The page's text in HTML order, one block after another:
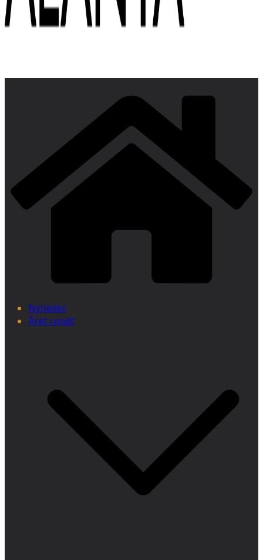
Nyheder
Året rundt